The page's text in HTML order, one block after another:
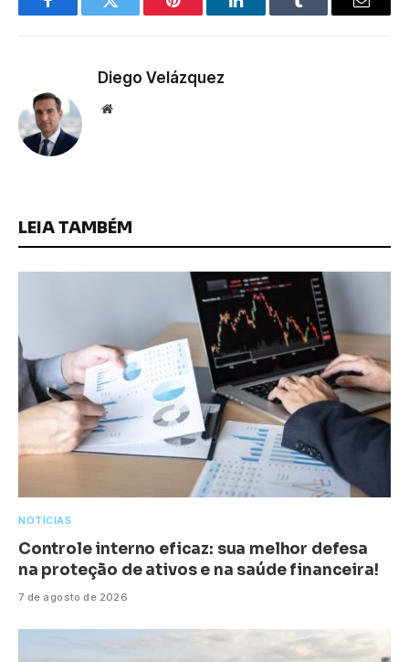
FacebookTwitter Pinterest LinkedInTumblr Email
Diego Velázquez
Website
LEIA TAMBÉM
NOTÍCIAS
Controle interno eficaz: sua melhor defesa
na proteção de ativos e na saúde financeira!
7 de agosto de 2026